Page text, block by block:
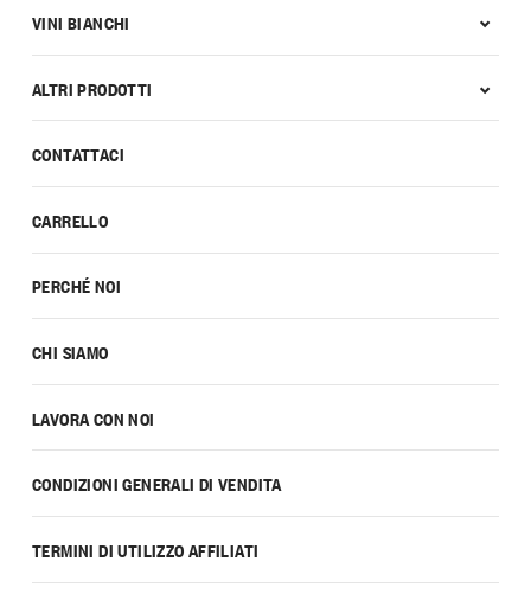
CONTATTACI
CARRELLO
PERCHÉ NOI
CHI SIAMO
LAVORA CON NOI
CONDIZIONI GENERALI DI VENDITA
TERMINI DI UTILIZZO AFFILIATI
VINI BIANCHI
ALTRI PRODOTTI